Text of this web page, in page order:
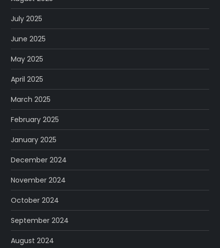
July 2025
June 2025
May 2025
April 2025
March 2025
February 2025
January 2025
December 2024
November 2024
October 2024
September 2024
August 2024